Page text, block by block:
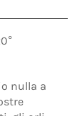
nulla a